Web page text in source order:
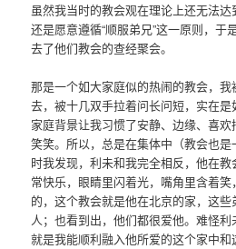
虽然我当时的教会观在理论上还无法
还是愿意遵循“顺服弟兄”这一原则，于
去了他们教会的查经聚会。
那是一个如大家庭似的热闹的教会，
去，被十几双手拉着问长问短，实在
家庭背景让我习惯了安静、边缘、喜
笑笑。所以，总是在集体中（教会也
时我发现，利未和我完全相反，他在
常快乐，眼睛里闪着光，嘴角里含着
的，这个教会就是他在北京的家，这
人；也看到出，他们都很爱他。难怪
就是我能顺利融入他所爱的这个家中和